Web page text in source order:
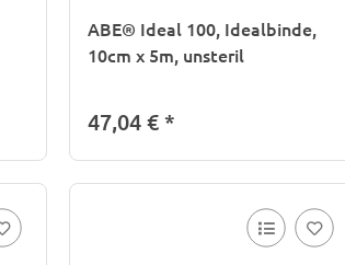
ABE® Ideal 100, Idealbinde,
10cm x 5m, unsteril
47,04 €*